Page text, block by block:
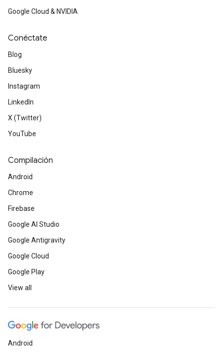
Google Cloud & NVIDIA
Conéctate
Blog
Bluesky
Instagram
LinkedIn
X (Twitter)
YouTube
Compilación
Android
Chrome
Firebase
Google AI Studio
Google Antigravity
Google Cloud
Google Play
View all
Android